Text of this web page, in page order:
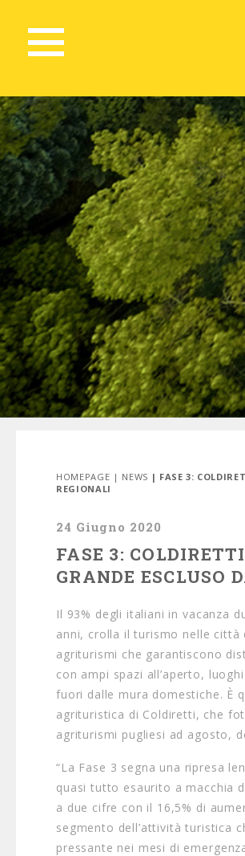
HOMEPAGE | NEWS | FASE 3:
REGIONALI
24 Giugno 2020
FASE 3:
GRANDE ESCLUSO
Il 93% degli italiani in vacanza
anni, crolla il turismo nelle città
agriturismi che garantiscono
con ampi spazi all’aperto,
fuori dalle mura domestiche. È
agrituristica di Coldiretti, che
agriturismi pugliesi ad agosto,
“La Fase 3 segna una ripresa
quasi tutto esaurito a macchia
a due cifre con il 16,5% di
segmento dell’attività turistica
pressante nei mesi di